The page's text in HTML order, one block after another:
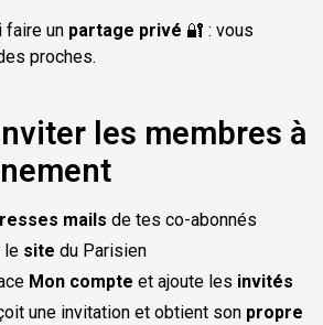
faire un partage privé 🔐 : vous
proches.
les membres à
mails de tes co-abonnés
le site du Parisien
Mon compte et ajoute les invités
une invitation et obtient son propre